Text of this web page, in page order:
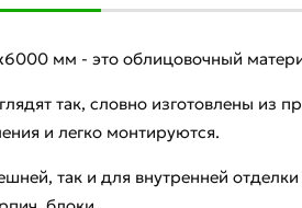
мм - это облицовочный
так, словно изготовлены из
и легко монтируются.
так и для внутренней